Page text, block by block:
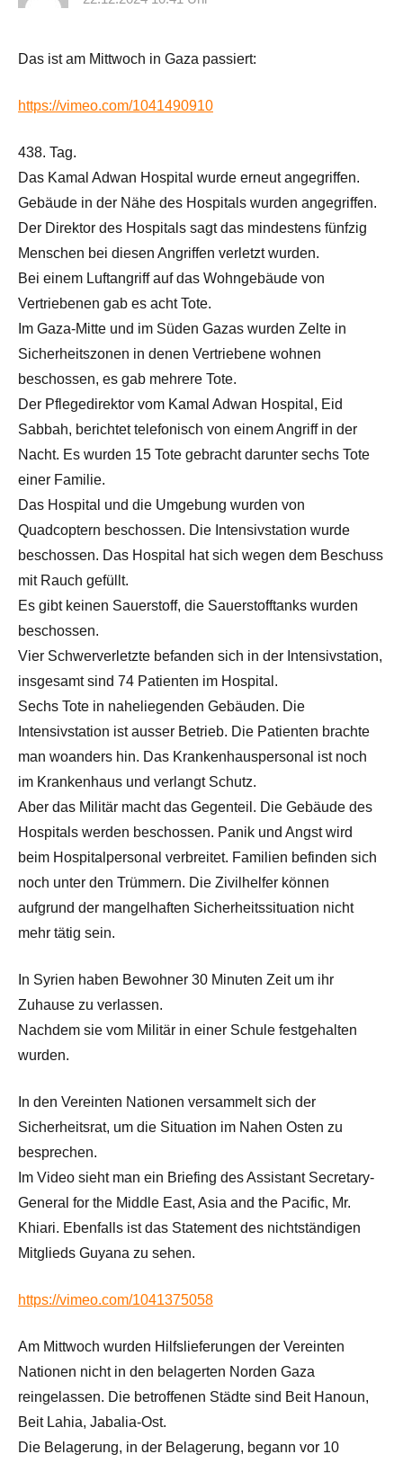
Das ist am Mittwoch in Gaza passiert:
https://vimeo.com/1041490910
438. Tag.
Das Kamal Adwan Hospital wurde erneut angegriffen.
Gebäude in der Nähe des Hospitals wurden angegriffen.
Der Direktor des Hospitals sagt das mindestens fünfzig
Menschen bei diesen Angriffen verletzt wurden.
Bei einem Luftangriff auf das Wohngebäude von
Vertriebenen gab es acht Tote.
Im Gaza-Mitte und im Süden Gazas wurden Zelte in
Sicherheitszonen in denen Vertriebene wohnen
beschossen, es gab mehrere Tote.
Der Pflegedirektor vom Kamal Adwan Hospital, Eid
Sabbah, berichtet telefonisch von einem Angriff in der
Nacht. Es wurden 15 Tote gebracht darunter sechs Tote
einer Familie.
Das Hospital und die Umgebung wurden von
Quadcoptern beschossen. Die Intensivstation wurde
beschossen. Das Hospital hat sich wegen dem Beschuss
mit Rauch gefüllt.
Es gibt keinen Sauerstoff, die Sauerstofftanks wurden
beschossen.
Vier Schwerverletzte befanden sich in der Intensivstation,
insgesamt sind 74 Patienten im Hospital.
Sechs Tote in naheliegenden Gebäuden. Die
Intensivstation ist ausser Betrieb. Die Patienten brachte
man woanders hin. Das Krankenhauspersonal ist noch
im Krankenhaus und verlangt Schutz.
Aber das Militär macht das Gegenteil. Die Gebäude des
Hospitals werden beschossen. Panik und Angst wird
beim Hospitalpersonal verbreitet. Familien befinden sich
noch unter den Trümmern. Die Zivilhelfer können
aufgrund der mangelhaften Sicherheitssituation nicht
mehr tätig sein.
In Syrien haben Bewohner 30 Minuten Zeit um ihr
Zuhause zu verlassen.
Nachdem sie vom Militär in einer Schule festgehalten
wurden.
In den Vereinten Nationen versammelt sich der
Sicherheitsrat, um die Situation im Nahen Osten zu
besprechen.
Im Video sieht man ein Briefing des Assistant Secretary-
General for the Middle East, Asia and the Pacific, Mr.
Khiari. Ebenfalls ist das Statement des nichtständigen
Mitglieds Guyana zu sehen.
https://vimeo.com/1041375058
Am Mittwoch wurden Hilfslieferungen der Vereinten
Nationen nicht in den belagerten Norden Gaza
reingelassen. Die betroffenen Städte sind Beit Hanoun,
Beit Lahia, Jabalia-Ost.
Die Belagerung, in der Belagerung, begann vor 10